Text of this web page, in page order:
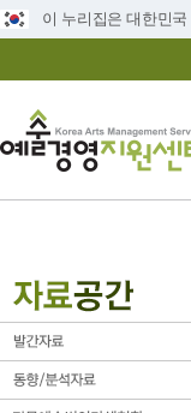
이 누리집은 대한민